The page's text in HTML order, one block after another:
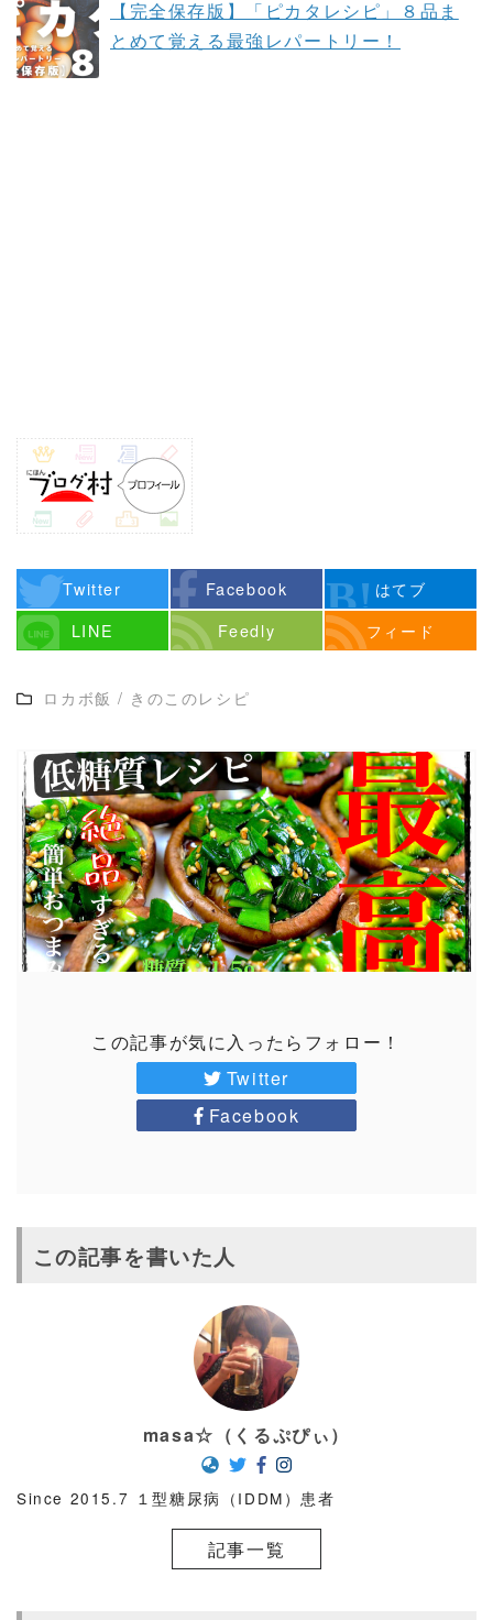
【完全保存版】「ピカタレシピ」８品ま
とめて覚える最強レパートリー！
Twitter Facebook
はてブ
LINE
Feedly フィード
ロカボ飯 / きのこのレシピ
この記事が気に入ったらフォロー！
Twitter
Facebook
この記事を書いた人
masa☆（くるぷぴぃ）
Since 2015.7 １型糖尿病（IDDM）患者
記事一覧